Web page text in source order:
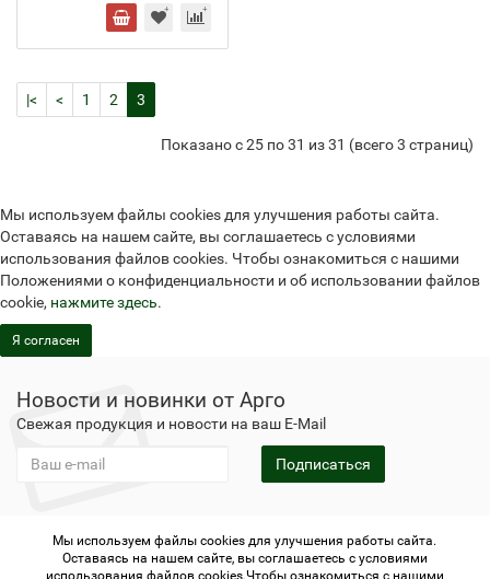
|< < 1 2 3
Показано с 25 по 31 из 31 (всего 3 страниц)
Мы используем файлы cookies для улучшения работы сайта.
Оставаясь на нашем сайте, вы соглашаетесь с условиями
использования файлов cookies. Чтобы ознакомиться с нашими
Положениями о конфиденциальности и об использовании файлов
cookie, нажмите здесь.
Я согласен
Новости и новинки от Арго
Свежая продукция и новости на ваш E-Mail
Подписаться
Не является публичной офертой
Политика
конфиденциальности
Не является публичной офертой
Мы используем файлы cookies для улучшения работы сайта.
Оставаясь на нашем сайте, вы соглашаетесь с условиями
использования файлов cookies.Чтобы ознакомиться с нашими